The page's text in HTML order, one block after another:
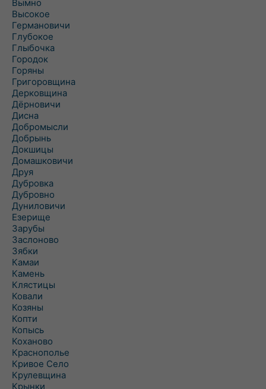
Вымно
Высокое
Германовичи
Глубокое
Глыбочка
Городок
Горяны
Григоровщина
Дерковщина
Дёрновичи
Дисна
Добромысли
Добрынь
Докшицы
Домашковичи
Друя
Дубровка
Дубровно
Дуниловичи
Езерище
Зарубы
Заслоново
Зябки
Камаи
Камень
Клястицы
Ковали
Козяны
Копти
Копысь
Коханово
Краснополье
Кривое Село
Крулевщина
Крынки